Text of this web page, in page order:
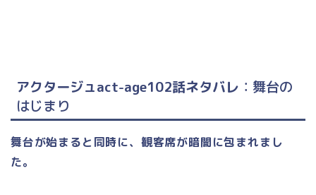
アクタージュact-age102話ネタバレ ：舞台の
はじまり
舞台が始まると同時に、観客席が暗闇に包まれまし
た。